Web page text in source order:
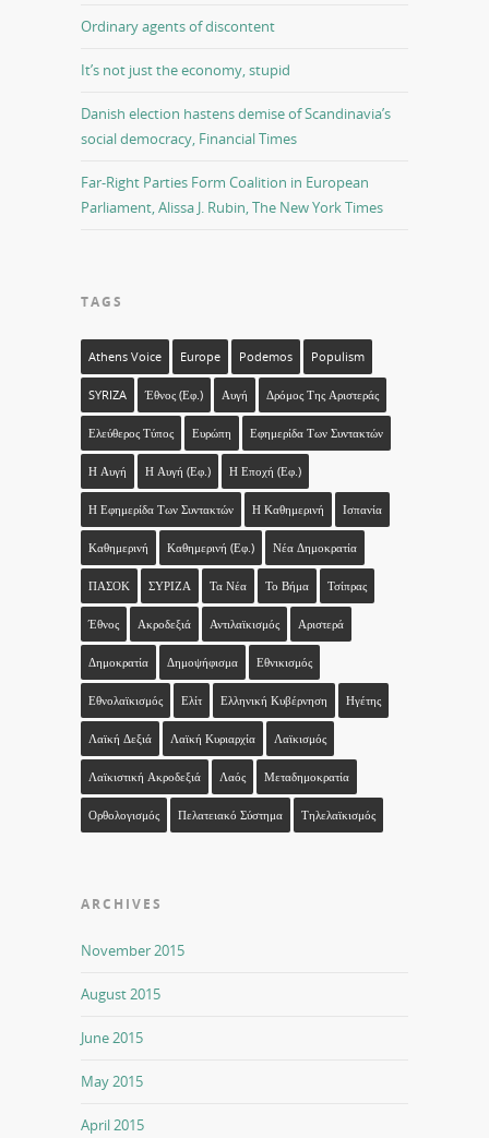
Ordinary agents of discontent
It’s not just the economy, stupid
Danish election hastens demise of Scandinavia’s
social democracy, Financial Times
Far-Right Parties Form Coalition in European
Parliament, Alissa J. Rubin, The New York Times
TAGS
Athens Voice Europe Podemos Populism
SYRIZA Έθνος (εφ.) Αυγή Δρόμος Της Αριστεράς
Ελεύθερος Τύπος Ευρώπη Εφημερίδα Των Συντακτών
Η Αυγή Η Αυγή (εφ.) Η Εποχή (εφ.)
Η Εφημερίδα Των Συντακτών Η Καθημερινή Ισπανία
Καθημερινή Καθημερινή (εφ.) Νέα Δημοκρατία
ΠΑΣΟΚ ΣΥΡΙΖΑ Τα Νέα Το Βήμα Τσίπρας
Έθνος Ακροδεξιά Αντιλαϊκισμός Αριστερά
Δημοκρατία Δημοψήφισμα Εθνικισμός
Εθνολαϊκισμός Ελίτ Ελληνική Κυβέρνηση Ηγέτης
Λαϊκή Δεξιά Λαϊκή Κυριαρχία Λαϊκισμός
Λαϊκιστική Ακροδεξιά Λαός Μεταδημοκρατία
Ορθολογισμός Πελατειακό Σύστημα Τηλελαϊκισμός
ARCHIVES
November 2015
August 2015
June 2015
May 2015
April 2015